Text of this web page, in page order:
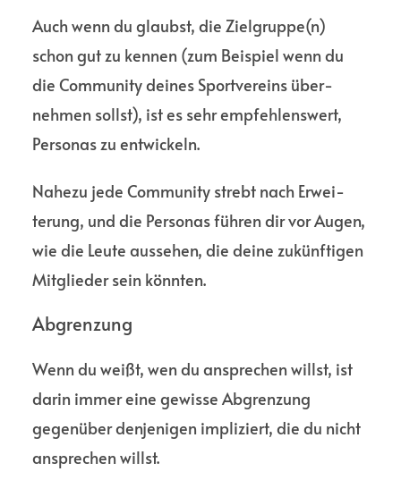
Auch wenn du glaubst, die Ziel­gruppe(n)
schon gut zu kennen (zum Beispiel wenn du
die Commu­nity deines Sport­vereins über­
nehmen sollst), ist es sehr empfeh­lens­wert,
Personas zu entwickeln.
Nahezu jede Commu­nity strebt nach Erwei­
terung, und die Personas führen dir vor Augen,
wie die Leute aussehen, die deine zukünftigen
Mitglieder sein könnten.
Abgrenzung
Wenn du weißt, wen du ansprechen willst, ist
darin immer eine gewisse Abgren­zung
gegenüber denje­nigen impli­ziert, die du nicht
anspre­chen willst.